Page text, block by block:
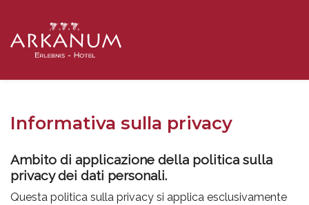
Informativa sulla privacy
Ambito di applicazione della politica sulla
privacy dei dati personali.
Questa politica sulla privacy si applica esclusivamente